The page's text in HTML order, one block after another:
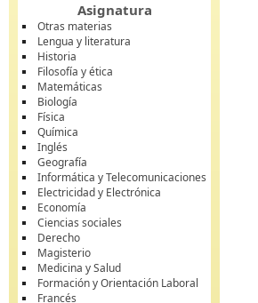
Asignatura
Otras materias
Lengua y literatura
Historia
Filosofía y ética
Matemáticas
Biología
Física
Química
Inglés
Geografía
Informática y Telecomunicaciones
Electricidad y Electrónica
Economía
Ciencias sociales
Derecho
Magisterio
Medicina y Salud
Formación y Orientación Laboral
Francés